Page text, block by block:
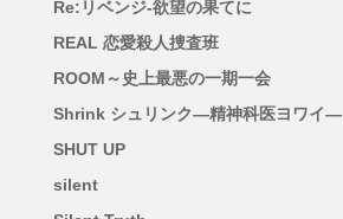
Re:リベンジ-欲望の果てに
REAL 恋愛殺人捜査班
ROOM～史上最悪の一期一会
Shrink シュリンク―精神科医ヨワイ―
SHUT UP
silent